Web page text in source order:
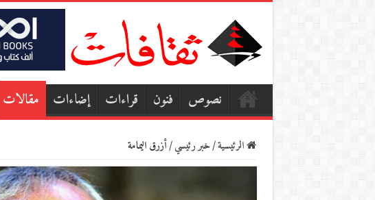
نصوص فنون قراءات إضاءات مقالات
الرئيسية/خبر رئيسي/أزرق اليمامة